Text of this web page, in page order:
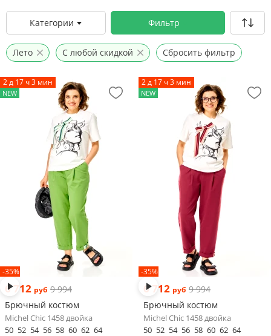
Категории Фильтр
Лето С любой скидкой Сбросить фильтр
2 д 17 ч 3 мин
NEW
-35%
6 712 руб 9 994
Брючный костюм
Michel Chic 1458 двойка
50 52 54 56 58 60 62 64
2 д 17 ч 3 мин
NEW
-35%
6 712 руб 9 994
Брючный костюм
Michel Chic 1458 двойка
50 52 54 56 58 60 62 64